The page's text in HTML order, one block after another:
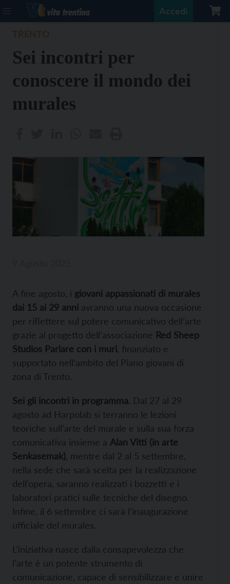
Accedi
Sei incontri per
conoscere il mondo dei
murales
A fine agosto, i giovani appassionati di murales
dai 15 ai 29 anni avranno una nuova occasione
per riflettere sul potere comunicativo dell’arte
grazie al progetto dell’associazione Red Sheep
Studios Parlare con i muri , finanziato e
supportato nell’ambito del Piano giovani di
zona di Trento.
Sei gli incontri in programma. Dal 27 al 29
agosto ad Harpolab si terranno le lezioni
teoriche sull’arte del murale e sulla sua forza
comunicativa insieme a Alan Vitti (in arte
Senkasemak) , mentre dal 2 al 5 settembre,
nella sede che sarà scelta per la realizzazione
dell’opera, saranno realizzati i bozzetti e i
laboratori pratici sulle tecniche del disegno.
Infine, il 6 settembre ci sarà l’inaugurazione
ufficiale del murales.
L’iniziativa nasce dalla consapevolezza che
l’arte è un potente strumento di
comunicazione, capace di sensibilizzare e unire